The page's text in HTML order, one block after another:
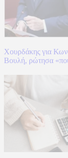
Χουρδάκης για
Βουλή, ρώτησα